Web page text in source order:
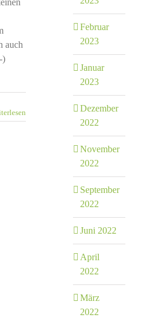
auch
)
Februar
2023
Januar
2023
Dezember
2022
November
2022
September
2022
Juni 2022
April
2022
März
2022